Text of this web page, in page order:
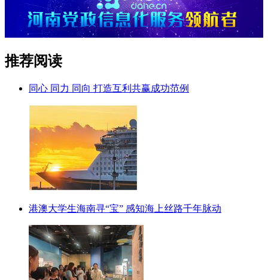
推荐阅读
同心 同力 同向 打造互利共赢成功范例
港澳大学生海南寻“宝” 感知海上丝路千年脉动